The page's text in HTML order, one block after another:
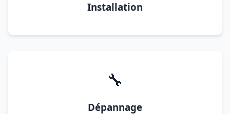
Installation
🔧
Dépannage